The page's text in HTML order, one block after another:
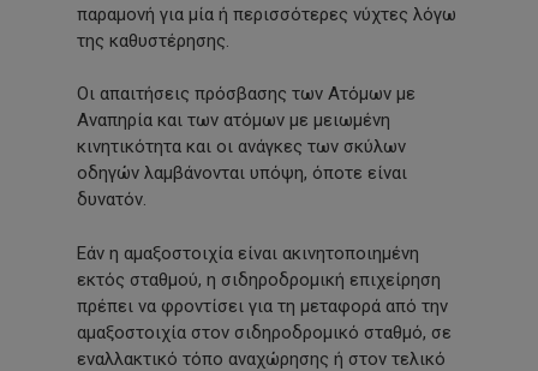
παραμονή για μία ή περισσότερες νύχτες λόγω
της καθυστέρησης.
Οι απαιτήσεις πρόσβασης των Ατόμων με
Αναπηρία και των ατόμων με μειωμένη
κινητικότητα και οι ανάγκες των σκύλων
οδηγών λαμβάνονται υπόψη, όποτε είναι
δυνατόν.
Εάν η αμαξοστοιχία είναι ακινητοποιημένη
εκτός σταθμού, η σιδηροδρομική επιχείρηση
πρέπει να φροντίσει για τη μεταφορά από την
αμαξοστοιχία στον σιδηροδρομικό σταθμό, σε
εναλλακτικό τόπο αναχώρησης ή στον τελικό